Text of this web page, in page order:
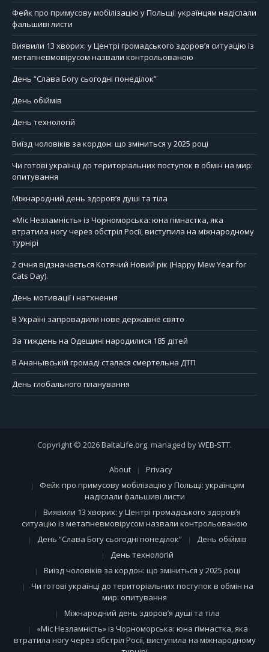
Фейк про примусову мобілізацію у Польщі: українцям надіслали
фальшиві листи
Виявили 13 хворих: у Центрі громадського здоров’я ситуацію із
метапневмовірусом назвали контрольованою
День “Слава Богу сьогодні понеділок”
День обіймів
День технологій
Виїзд чоловіків за кордон: що зміниться у 2025 році
Чи готові українці до територіальних поступок в обмін на мир:
опитування
Міжнародний день здоров’я душі та тіла
«Міс Незламність» із Чорноморська: юна гімнастка, яка
втратила ногу через обстріл Росії, виступила на міжнародному
турнірі
2 січня відзначається Котячий Новий рік (Happy Mew Year for
Cats Day).
День мотивації і натхнення
В Україні запровадили нове державне свято
За тиждень на Одещині народилися 185 дітей
В Ананьївській громаді сталася смертельна ДТП
День глобального планування
Copyright © 2026BaltaLife.org. managed byWEB-STT.
About
Privacy
Фейк про примусову мобілізацію у Польщі: українцям
надіслали фальшиві листи
Виявили 13 хворих: у Центрі громадського здоров’я
ситуацію із метапневмовірусом назвали контрольованою
День “Слава Богу сьогодні понеділок”
День обіймів
День технологій
Виїзд чоловіків за кордон: що зміниться у 2025 році
Чи готові українці до територіальних поступок в обмін на
мир: опитування
Міжнародний день здоров’я душі та тіла
«Міс Незламність» із Чорноморська: юна гімнастка, яка
втратила ногу через обстріл Росії, виступила на міжнародному